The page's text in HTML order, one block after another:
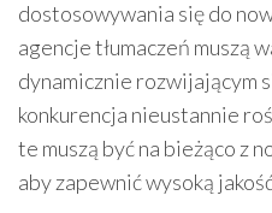
dostosowywania się do
agencje tłumaczeń muszą
dynamicznie rozwijającym
konkurencja nieustannie
te muszą być na bieżąco z
aby zapewnić wysoką